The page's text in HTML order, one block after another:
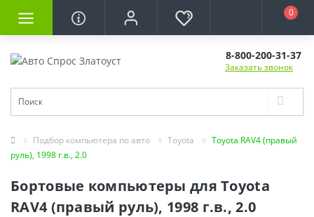
0
8-800-200-31-37
Заказать звонок
Подбор компьютера по авто Toyota
Toyota RAV4 (правый
руль), 1998 г.в., 2.0
Бортовые компьютеры для Toyota
RAV4 (правый руль), 1998 г.в., 2.0